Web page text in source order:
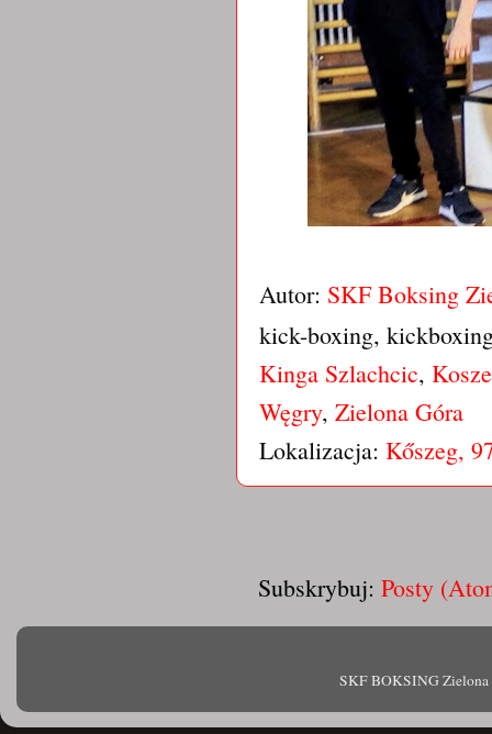
Autor: SKF Boksing
kick-boxing,
Kinga Szlachcic,
Węgry, Zielona Góra
Lokalizacja: Kőszeg,
Subskrybuj: Posty
SKF BOKSING Zielona